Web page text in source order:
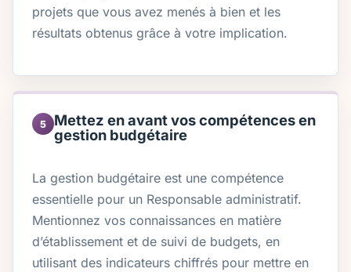
projets que vous avez menés à bien et les
résultats obtenus grâce à votre implication.
5
Mettez en avant vos compétences en
gestion budgétaire
La gestion budgétaire est une compétence
essentielle pour un Responsable administratif.
Mentionnez vos connaissances en matière
d’établissement et de suivi de budgets, en
utilisant des indicateurs chiffrés pour mettre en